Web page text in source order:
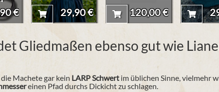
€
29,90 € 120,00 €
Gliedmaßen ebenso gut wie
Machete gar kein LARP Schwert im üblichen Sinne, vielmehr
einen Pfad durchs Dickicht zu schlagen.